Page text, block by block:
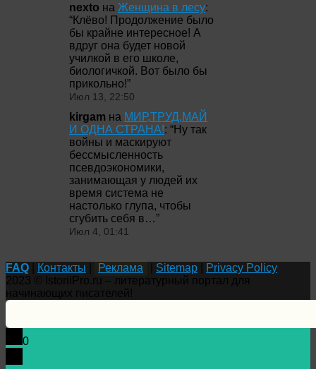
nexto на Женщина в лесу:
“Клёво! Продолжение было
бы крайне интересное! А
вдруг она будет новой
училкой в его школе,
биологичкой. Вот было бы
прикольно!”
Июл 13, 22:50
kirgam на МИР,ТРУД,МАЙ
И ОДНА СТРАНА!: “Ну так
войны и маскируют
бессмысленность
псевдоэкономики,
занимающая у людей их
время система не
настолько глупа, чтобы
сгубить себя в…”
Июл 4, 01:41
FAQ Контакты Реклама Sitemap
Privacy Policy
0